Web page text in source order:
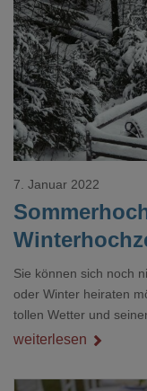
7. Januar 2022
Sie können sich noch
oder Winter heiraten
tollen Wetter und
hat ebenso einiges zu
bei der
weiterlesen